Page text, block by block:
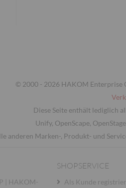
© 2000 - 2026 HAKOM Enterprise
Diese Seite enthält lediglich
Unify, OpenScape,
anderen Marken-, Produkt- und
| HAKOM-
SHOPSERVICE
Als Kunde